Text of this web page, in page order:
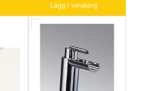
Lägg i varukorg